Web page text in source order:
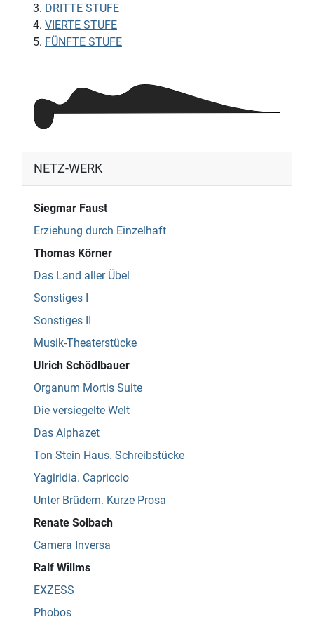
DRITTE STUFE
VIERTE STUFE
FÜNFTE STUFE
NETZ-WERK
Siegmar Faust
Erziehung durch Einzelhaft
Thomas Körner
Das Land aller Übel
Sonstiges I
Sonstiges II
Musik-Theaterstücke
Ulrich Schödlbauer
Organum Mortis Suite
Die versiegelte Welt
Das Alphazet
Ton Stein Haus. Schreibstücke
Yagiridia. Capriccio
Unter Brüdern. Kurze Prosa
Renate Solbach
Camera Inversa
Ralf Willms
EXZESS
Phobos